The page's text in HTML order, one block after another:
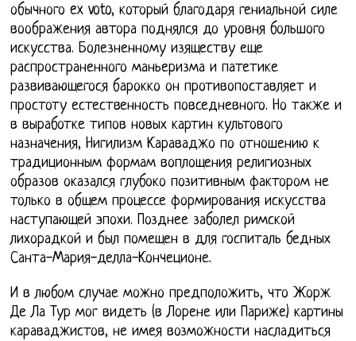
обычного ex voto, который благодаря гениальной силе
воображения автора поднялся до уровня большого
искусства. Болезненному изяществу еще
распространенного маньеризма и патетике
развивающегося барокко он противопоставляет и
простоту естественность повседневного. Но также и
в выработке типов новых картин культового
назначения, Нигилизм Караваджо по отношению к
традиционным формам воплощения религиозных
образов оказался глубоко позитивным фактором не
только в общем процессе формирования искусства
наступающей эпохи. Позднее заболел римской
лихорадкой и был помещен в для госпиталь бедных
Санта-Мария-делла-Кончеционе.
И в любом случае можно предположить, что Жорж
Де Ла Тур мог видеть (в Лорене или Париже) картины
караваджистов, не имея возможности насладиться